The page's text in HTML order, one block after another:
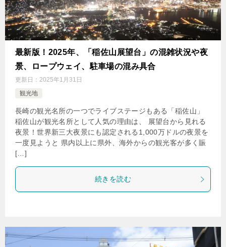
最新版！2025年、「稲佐山展望台」の混雑状況や夜
景、ロープウェイ、駐車場の混み具合
更新日： 2025年1月31日
観光地
長崎の観光名所の一つでライブステージもある「稲佐山」
稲佐山が観光名所として人気の理由は、 展望台から見れる
夜景！世界新三大夜景にも認定される1,000万ドルの夜景を
一度見ようと 県内以上に県外、海外からの観光客が多く賑
[…]
続きを読む